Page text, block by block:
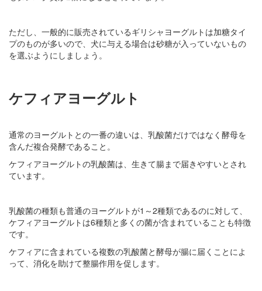
ただし、一般的に販売されているギリシャヨーグルトは加糖タイ
プのものが多いので、犬に与える場合は砂糖が入っていないもの
を選ぶようにしましょう。
ケフィアヨーグルト
通常のヨーグルトとの一番の違いは、乳酸菌だけではなく酵母を
含んだ複合発酵であること。
ケフィアヨーグルトの乳酸菌は、生きて腸まで届きやすいとされ
ています。
乳酸菌の種類も普通のヨーグルトが1～2種類であるのに対して、
ケフィアヨーグルトは6種類と多くの菌が含まれていることも特徴
です。
ケフィアに含まれている複数の乳酸菌と酵母が腸に届くことによ
って、消化を助けて整腸作用を促します。